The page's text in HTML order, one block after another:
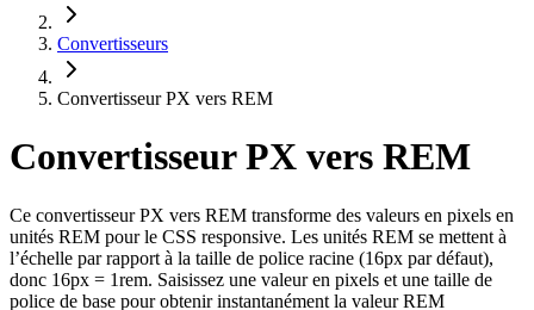
Convertisseurs
Convertisseur PX vers REM
Convertisseur PX vers REM
Ce convertisseur PX vers REM transforme des valeurs en pixels en
unités REM pour le CSS responsive. Les unités REM se mettent à
l’échelle par rapport à la taille de police racine (16px par défaut),
donc 16px = 1rem. Saisissez une valeur en pixels et une taille de
police de base pour obtenir instantanément la valeur REM